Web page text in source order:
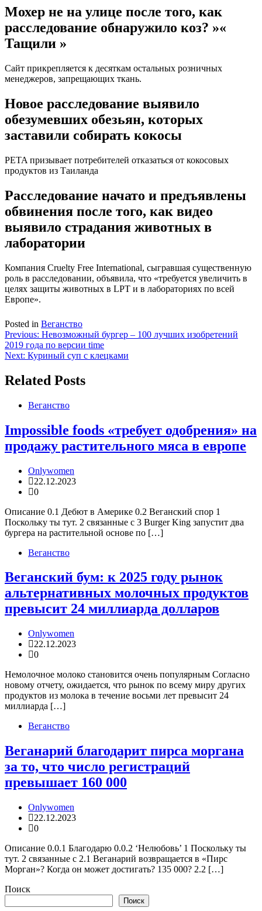
Мохер не на улице после того, как
расследование обнаружило коз? »«
Тащили »
Сайт прикрепляется к десяткам остальных розничных
менеджеров, запрещающих ткань.
Новое расследование выявило
обезумевших обезьян, которых
заставили собирать кокосы
PETA призывает потребителей отказаться от кокосовых
продуктов из Таиланда
Расследование начато и предъявлены
обвинения после того, как видео
выявило страдания животных в
лаборатории
Компания Cruelty Free International, сыгравшая существенную
роль в расследовании, объявила, что «требуется увеличить в
целях защиты животных в LPT и в лабораториях по всей
Европе».
Posted in Веганство
Навигация
по
Previous: Невозможный бургер – 100 лучших изобретений
2019 года по версии time
Next: Куриный суп с клецками
Related Posts
Веганство
Impossible foods «требует одобрения» на
продажу растительного мяса в европе
Onlywomen
22.12.2023
0
Описание 0.1 Дебют в Америке 0.2 Веганский спор 1
Поскольку ты тут. 2 связанные с 3 Burger King запустит два
бургера на растительной основе по […]
Веганство
Веганский бум: к 2025 году рынок
альтернативных молочных продуктов
превысит 24 миллиарда долларов
Onlywomen
22.12.2023
0
Немолочное молоко становится очень популярным Согласно
новому отчету, ожидается, что рынок по всему миру других
продуктов из молока в течение восьми лет превысит 24
миллиарда […]
Веганство
Веганарий благодарит пирса моргана
за то, что число регистраций
превышает 160 000
Onlywomen
22.12.2023
0
Описание 0.0.1 Благодарю 0.0.2 ‘Нелюбовь’ 1 Поскольку ты
тут. 2 связанные с 2.1 Веганарий возвращается в «Пирс
Морган»? Когда он может достигать? 135 000? 2.2 […]
Поиск
Поиск